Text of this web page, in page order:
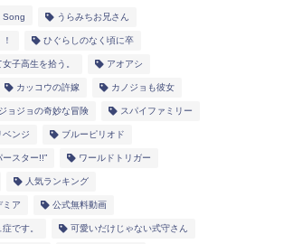
Song うらみちお兄さん
ひぐらしのなく頃に卒
子高生を拾う。 アオアシ
カッコウの許嫁 カノジョも彼女
ジョジョの奇妙な冒険 スパイファミリー
ベンジ ブルーピリオド
スター!!” ワールドトリガー
人気ランキング
ミア 公式無料動画
です。 可愛いだけじゃない式守さん